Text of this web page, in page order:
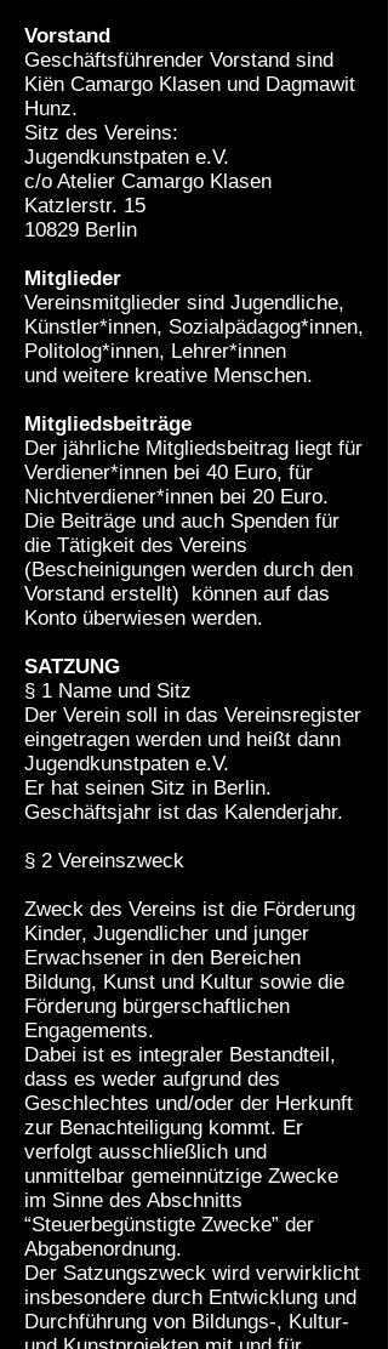
Vorstand
Geschäftsführender Vorstand sind
Kiën Camargo Klasen und Dagmawit
Hunz.
Sitz des Vereins:
Jugendkunstpaten e.V.
c/o Atelier Camargo Klasen
Katzlerstr. 15
10829 Berlin
Mitglieder
Vereinsmitglieder sind Jugendliche,
Künstler*innen, Sozialpädagog*innen,
Politolog*innen, Lehrer*innen
und weitere kreative Menschen.
Mitgliedsbeiträge
Der jährliche Mitgliedsbeitrag liegt für
Verdiener*innen bei 40 Euro, für
Nichtverdiener*innen bei 20 Euro.
Die Beiträge und auch Spenden für
die Tätigkeit des Vereins
(Bescheinigungen werden durch den
Vorstand erstellt) können auf das
Konto überwiesen werden.
SATZUNG
§ 1 Name und Sitz
Der Verein soll in das Vereinsregister
eingetragen werden und heißt dann
Jugendkunstpaten e.V.
Er hat seinen Sitz in Berlin.
Geschäftsjahr ist das Kalenderjahr.
§ 2 Vereinszweck
Zweck des Vereins ist die Förderung
Kinder, Jugendlicher und junger
Erwachsener in den Bereichen
Bildung, Kunst und Kultur sowie die
Förderung bürgerschaftlichen
Engagements.
Dabei ist es integraler Bestandteil,
dass es weder aufgrund des
Geschlechtes und/oder der Herkunft
zur Benachteiligung kommt. Er
verfolgt ausschließlich und
unmittelbar gemeinnützige Zwecke
im Sinne des Abschnitts
“Steuerbegünstigte Zwecke” der
Abgabenordnung.
Der Satzungszweck wird verwirklicht
insbesondere durch Entwicklung und
Durchführung von Bildungs-, Kultur-